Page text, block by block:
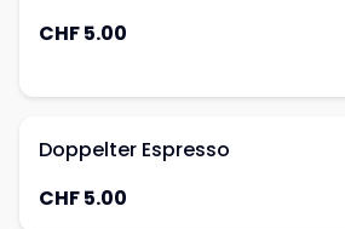
CHF 5.00
Doppelter Espresso
CHF 5.00